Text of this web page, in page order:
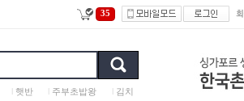
35
l 햇반 l 주부초밥왕 l 김치